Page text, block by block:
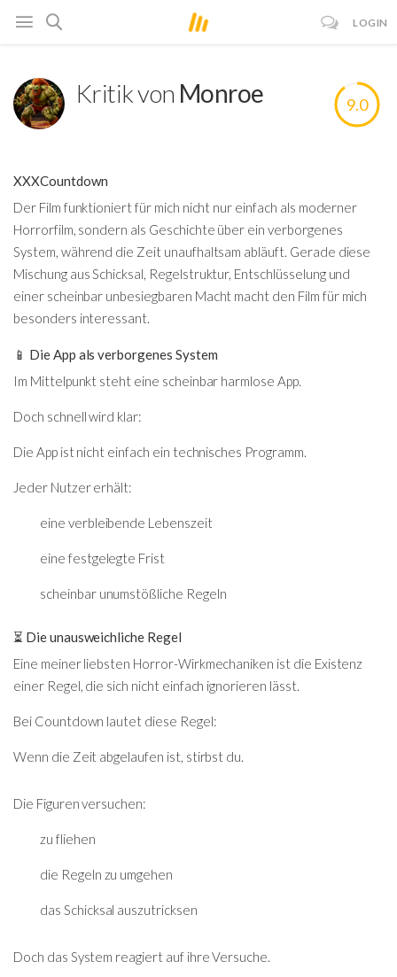
LOGIN
Kritik von Monroe 9.0
XXXCountdown
Der Film funktioniert für mich nicht nur einfach als moderner
Horrorfilm, sondern als Geschichte über ein verborgenes
System, während die Zeit unaufhaltsam abläuft. Gerade diese
Mischung aus Schicksal, Regelstruktur, Entschlüsselung und
einer scheinbar unbesiegbaren Macht macht den Film für mich
besonders interessant.
📱 Die App als verborgenes System
Im Mittelpunkt steht eine scheinbar harmlose App.
Doch schnell wird klar:
Die App ist nicht einfach ein technisches Programm.
Jeder Nutzer erhält:
eine verbleibende Lebenszeit
eine festgelegte Frist
scheinbar unumstößliche Regeln
⏳ Die unausweichliche Regel
Eine meiner liebsten Horror-Wirkmechaniken ist die Existenz
einer Regel, die sich nicht einfach ignorieren lässt.
Bei Countdown lautet diese Regel:
Wenn die Zeit abgelaufen ist, stirbst du.
Die Figuren versuchen:
zu fliehen
die Regeln zu umgehen
das Schicksal auszutricksen
Doch das System reagiert auf ihre Versuche.